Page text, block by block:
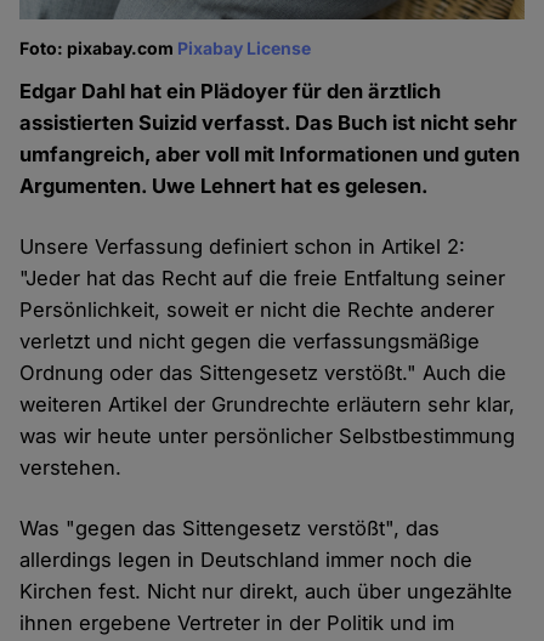
Foto: pixabay.com Pixabay License
Edgar Dahl hat ein Plädoyer für den ärztlich
assistierten Suizid verfasst. Das Buch ist nicht sehr
umfangreich, aber voll mit Informationen und guten
Argumenten. Uwe Lehnert hat es gelesen.
Unsere Verfassung definiert schon in Artikel 2:
"Jeder hat das Recht auf die freie Entfaltung seiner
Persönlichkeit, soweit er nicht die Rechte anderer
verletzt und nicht gegen die verfassungsmäßige
Ordnung oder das Sittengesetz verstößt." Auch die
weiteren Artikel der Grundrechte erläutern sehr klar,
was wir heute unter persönlicher Selbstbestimmung
verstehen.
Was "gegen das Sittengesetz verstößt", das
allerdings legen in Deutschland immer noch die
Kirchen fest. Nicht nur direkt, auch über ungezählte
ihnen ergebene Vertreter in der Politik und im